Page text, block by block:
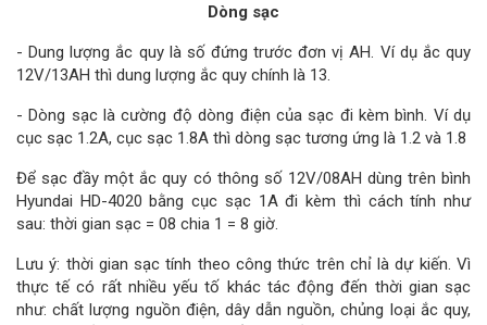
Dòng sạc
- Dung lượng ắc quy là số đứng trước đơn vị AH. Ví dụ ắc quy
12V/13AH thì dung lượng ắc quy chính là 13.
- Dòng sạc là cường độ dòng điện của sạc đi kèm bình. Ví dụ
cục sạc 1.2A, cục sạc 1.8A thì dòng sạc tương ứng là 1.2 và 1.8
Để sạc đầy một ắc quy có thông số 12V/08AH dùng trên bình
Hyundai HD-4020 bằng cục sạc 1A đi kèm thì cách tính như
sau: thời gian sạc = 08 chia 1 = 8 giờ.
Lưu ý: thời gian sạc tính theo công thức trên chỉ là dự kiến. Vì
thực tế có rất nhiều yếu tố khác tác động đến thời gian sạc
như: chất lượng nguồn điện, dây dẫn nguồn, chủng loại ắc quy,